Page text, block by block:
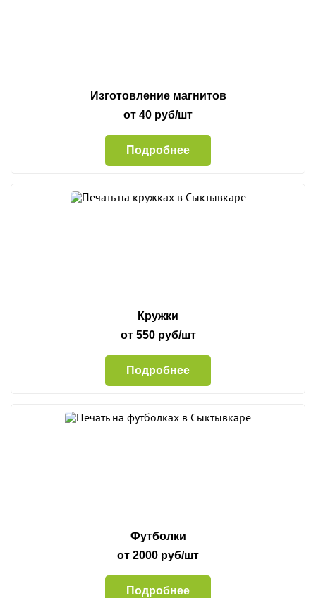
Изготовление магнитов
от 40 руб/шт
Подробнее
Кружки
от 550 руб/шт
Подробнее
Футболки
от 2000 руб/шт
Подробнее